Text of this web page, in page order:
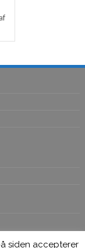
forbeholdes. Vi
siden accepterer